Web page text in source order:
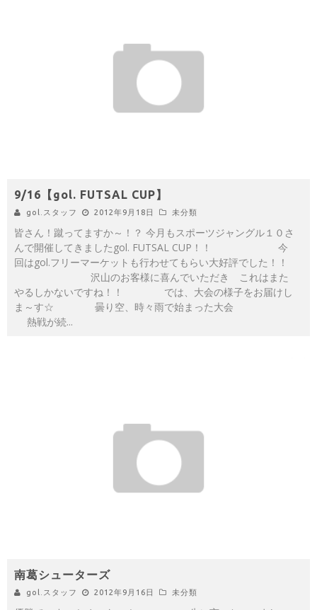
9/16【gol. FUTSAL CUP】
gol.スタッフ 2012年9月18日 未分類
皆さん！蹴ってますか～！？ 今月もスポーツジャングル１０さ
んで開催してきましたgol. FUTSAL CUP！！ 今
回はgol.フリーマーケットも行わせてもらい大好評でした！！
沢山のお客様に喜んでいただき これはまた
やるしかないですね！！ では、大会の様子をお届けし
ま～す☆ 曇り空、時々雨で始まった大会
熱戦が続...
南葛シューターズ
gol.スタッフ 2012年9月16日 未分類